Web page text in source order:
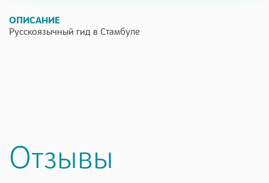
ОПИСАНИЕ
Русскоязычный гид в Стамбуле
Отзывы